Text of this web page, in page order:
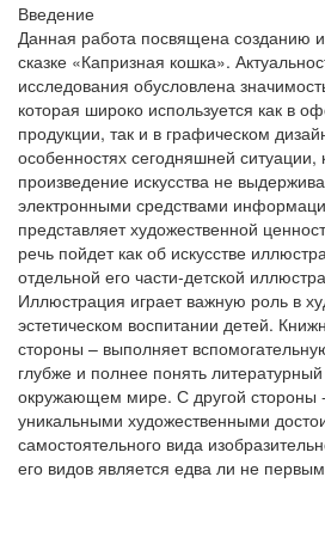
Введение
Данная работа посвящена созданию
сказке «Капризная кошка».
исследования обусловлена
которая широко используется как в
продукции, так и в графическом
особенностях сегодняшней ситуации,
произведение искусства не
электронными средствами
представляет художественной
речь пойдет как об искусстве
отдельной его части-детской
Иллюстрация играет важную роль в
эстетическом воспитании детей.
стороны – выполняет
глубже и полнее понять
окружающем мире. С другой стороны
уникальными художественными
самостоятельного вида
его видов является едва ли не